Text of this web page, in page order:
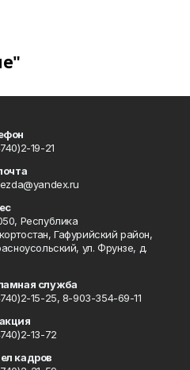
19-21
Республика
Гафурийский район,
ул. Фрунзе, д.
служба
15-25, 8-903-354-69-11
13-72
кадров